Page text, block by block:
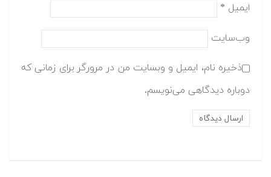
ایمیل *
وب‌سایت
ذخیره نام، ایمیل و وبسایت من در مرورگر برای زمانی که
دوباره دیدگاهی می‌نویسم.